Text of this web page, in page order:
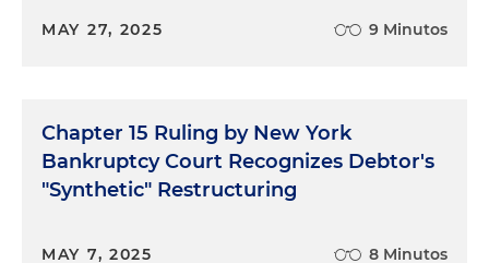
MAY 27, 2025 9 Minutos
Chapter 15 Ruling by New York
Bankruptcy Court Recognizes Debtor's
"Synthetic" Restructuring
MAY 7, 2025 8 Minutos